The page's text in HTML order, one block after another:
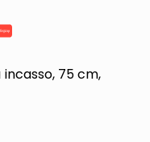
incasso, 75 cm,